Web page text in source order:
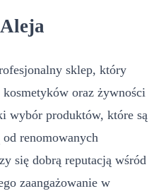
sklep, który
oraz żywności
wybór produktów, które są
renomowanych
się dobrą reputacją wśród
zaangażowanie w